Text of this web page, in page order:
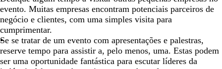
evento. Muitas empresas encontram potenciais parceiros de
negócio e clientes, com uma simples visita para
cumprimentar.
Se se tratar de um evento com apresentações e palestras,
reserve tempo para assistir a, pelo menos, uma. Estas podem
ser uma oportunidade fantástica para escutar líderes da